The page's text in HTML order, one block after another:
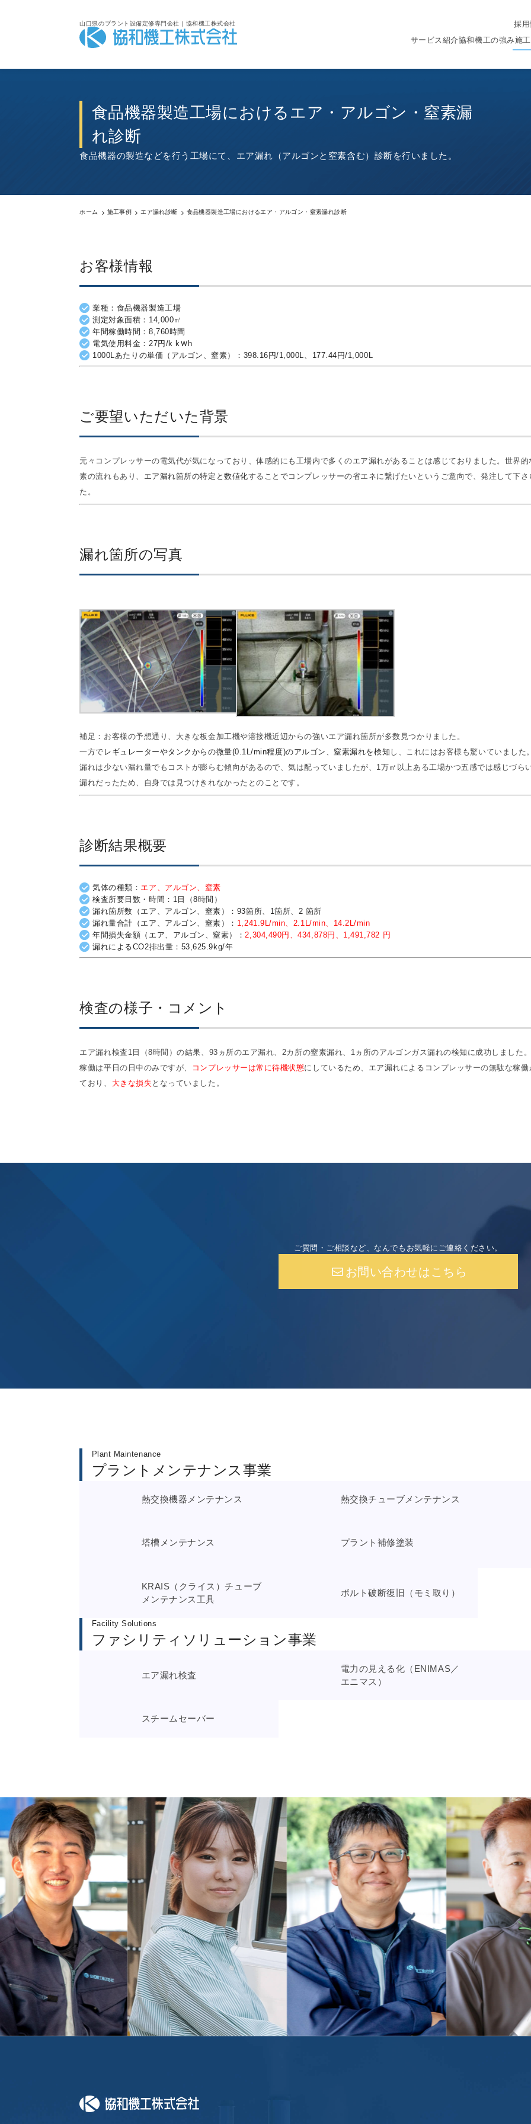
山口県のプラント設備定修専門会社 | 協和機工株式会社
採
サービス紹介協和機工の強み施
食品機器製造工場におけるエア・アルゴン・窒素漏
れ診断
食品機器の製造などを行う工場にて、エア漏れ（アルゴンと窒素含む）診断を行いました。
ホーム 施工事例 エア漏れ診断 食品機器製造工場におけるエア・アルゴン・窒素漏れ診断
お客様情報
業種：食品機器製造工場
測定対象面積：14,000㎥
年間稼働時間：8,760時間
電気使用料金：27円/k kＷh
1000Lあたりの単価（アルゴン、窒素）：398.16円/1,000L、177.44円/1,000L
ご要望いただいた背景
元々コンプレッサーの電気代が気になっており、体感的にも工場内で多くのエア漏れがあることは感じておりました。世界的
素の流れもあり、 エア漏れ箇所の特定と数値化することでコンプレッサーの省エネに繋げたいというご意向で、発注して下さ
た。
漏れ箇所の写真
補足：お客様の予想通り、大きな板金加工機や溶接機近辺からの強いエア漏れ箇所が多数見つかりました。
一方で レギュレーターやタンクからの微量(0.1L/min程度)のアルゴン、窒素漏れを検知 し、これにはお客様も驚いていました
漏れは少ない漏れ量でもコストが膨らむ傾向があるので、気は配っていましたが、1万㎡以上ある工場かつ五感では感じづら
漏れだったため、自身では見つけきれなかったとのことです。
診断結果概要
気体の種類： エア、アルゴン、窒素
検査所要日数・時間：1日（8時間）
漏れ箇所数（エア、アルゴン、窒素）：93箇所、1箇所、2 箇所
漏れ量合計（エア、アルゴン、窒素）： 1,241.9L/min、2.1L/min、14.2L/min
年間損失金額（エア、アルゴン、窒素）：2,304,490円、434,878円、1,491,782 円
漏れによるCO2排出量：53,625.9kg/年
検査の様子・コメント
エア漏れ検査1日（8時間）の結果、93ヵ所のエア漏れ、2カ所の窒素漏れ、1ヵ所のアルゴンガス漏れの検知に成功しました
稼働は平日の日中のみですが、
コンプレッサーは常に待機状態にしているため、エア漏れによるコンプレッサーの無駄な稼働
ており、 大きな損失 となっていました。
ご質問・ご相談など、なんでもお気軽にご連絡ください。
お問い合わせはこちら
Plant Maintenance
プラントメンテナンス事業
熱交換機器メンテナンス 熱交換チューブメンテナンス
塔槽メンテナンス プラント補修塗装
KRAIS（クライス）チューブ
メンテナンス工具
ボルト破断復旧（モミ取り）
Facility Solutions
ファシリティソリューション事業
エア漏れ検査
電力の見える化（ENIMAS／
エニマス）
スチームセーバー